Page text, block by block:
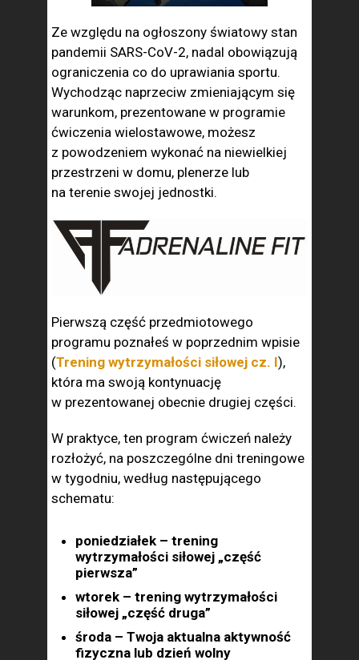
Ze względu na ogłoszony światowy stan
pandemii SARS-CoV-2, nadal obowiązują
ograniczenia co do uprawiania sportu.
Wychodząc naprzeciw zmieniającym się
warunkom, prezentowane w programie
ćwiczenia wielostawowe, możesz
z powodzeniem wykonać na niewielkiej
przestrzeni w domu, plenerze lub
na terenie swojej jednostki.
Pierwszą część przedmiotowego
programu poznałeś w poprzednim wpisie
(Trening wytrzymałości siłowej cz. I),
która ma swoją kontynuację
w prezentowanej obecnie drugiej części.
W praktyce, ten program ćwiczeń należy
rozłożyć, na poszczególne dni treningowe
w tygodniu, według następującego
schematu:
poniedziałek – trening
wytrzymałości siłowej „część
pierwsza”
wtorek – trening wytrzymałości
siłowej „część druga”
środa – Twoja aktualna aktywność
fizyczna lub dzień wolny